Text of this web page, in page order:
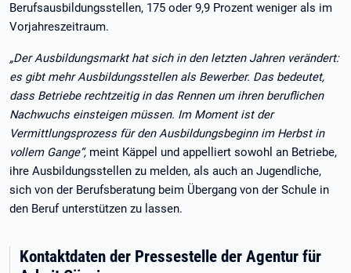
Berufsausbildungsstellen, 175 oder 9,9 Prozent weniger als im
Vorjahreszeitraum.
„Der Ausbildungsmarkt hat sich in den letzten Jahren verändert:
es gibt mehr Ausbildungsstellen als Bewerber. Das bedeutet,
dass Betriebe rechtzeitig in das Rennen um ihren beruflichen
Nachwuchs einsteigen müssen. Im Moment ist der
Vermittlungsprozess für den Ausbildungsbeginn im Herbst in
vollem Gange“, meint Käppel und appelliert sowohl an Betriebe,
ihre Ausbildungsstellen zu melden, als auch an Jugendliche,
sich von der Berufsberatung beim Übergang von der Schule in
den Beruf unterstützen zu lassen.
Kontaktdaten der Pressestelle der Agentur für